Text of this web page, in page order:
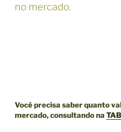
no mercado.
Você precisa saber quanto
mercado, consultando na